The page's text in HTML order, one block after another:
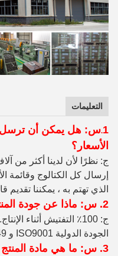
التعليمات
1
.س: هل يمكن أن ترسل
الأسعار؟
ج: نظرًا لأن لدينا أكثر من
إرسال كل الكتالوج وقائمة
الذي تهتم به ، يمكننا تقديم
2. س: ماذا عن جودة المنتج الخاص بك؟
ج: 100٪ التفتيش أثناء الإنتاج
الجودة الدولية ISO9001 و TS16949.
3. س: ما هي مادة المنتج التي يمكنك توفيرها؟